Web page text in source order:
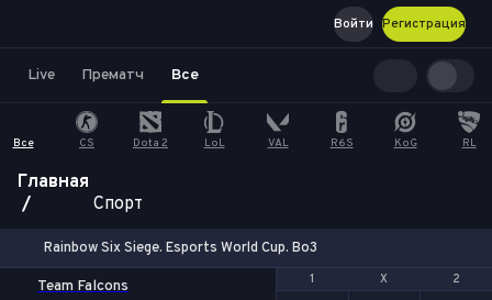
Регистрация
Войти
Live Прематч Все
Все CS Dota 2 LoL VAL R6S KoG RL
Главная
Спорт
Rainbow Six Siege. Esports World Cup. Bo3
1 Х 2
Team Falcons 1 Х 2